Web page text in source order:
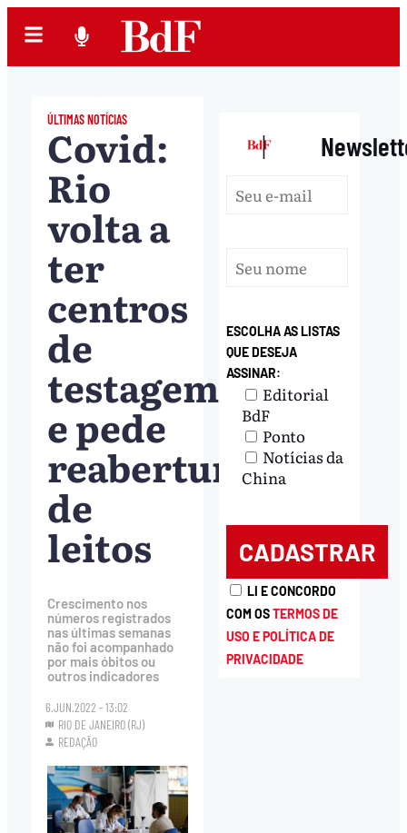
ÚLTIMAS NOTÍCIAS
Covid:
Rio
volta a
ter
centros
de
testagem
e pede
reabertura
de
leitos
Crescimento nos
números registrados
nas últimas semanas
não foi acompanhado
por mais óbitos ou
outros indicadores
6.JUN.2022 - 13:02
RIO DE JANEIRO (RJ)
REDAÇÃO
|
ESCOLHA AS LISTAS
QUE DESEJA
ASSINAR:
Editorial
BdF
Ponto
Notícias da
China
LI E CONCORDO
COM OSTERMOS DE
USO E POLÍTICA DE
PRIVACIDADE